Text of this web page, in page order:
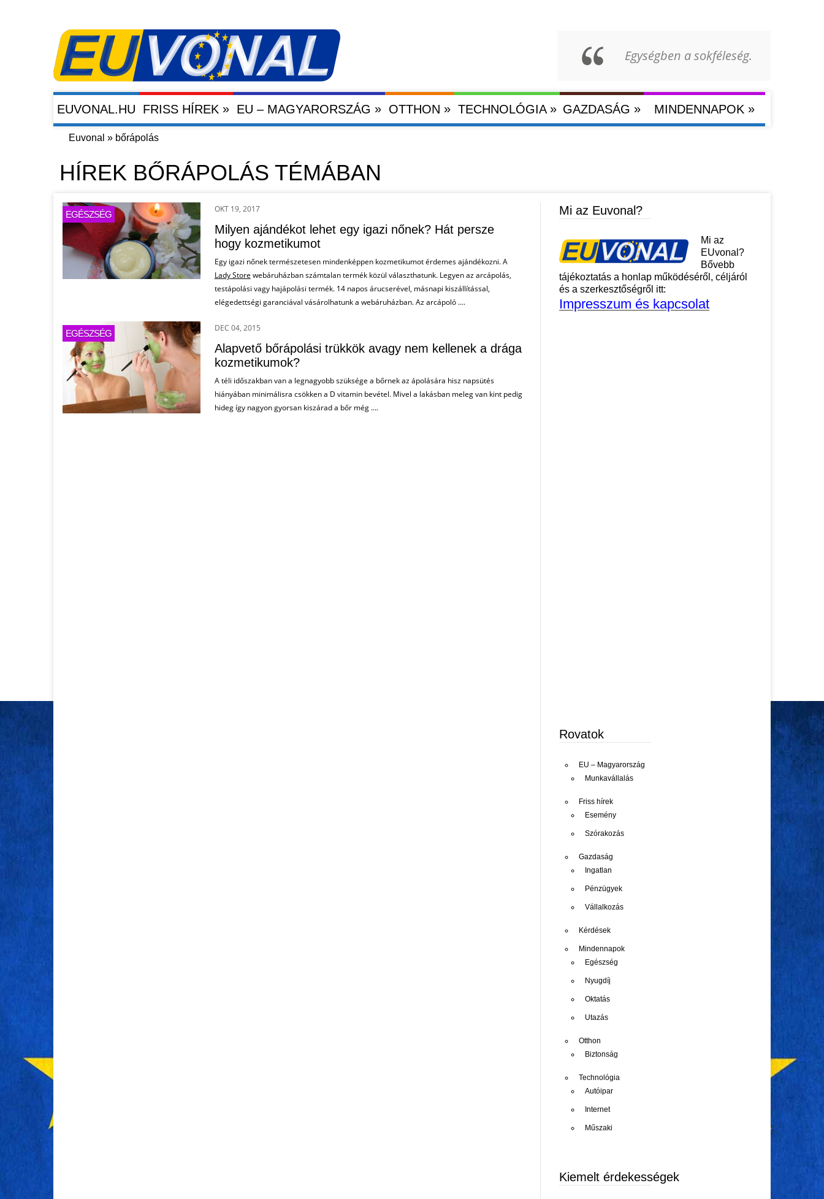
Egységben a sokféleség.
EUVONAL.HU FRISS HÍREK » EU – MAGYARORSZÁG » OTTHON » TECHNOLÓGIA» GAZDASÁG » MINDENNAPOK »
Euvonal » bőrápolás
HÍREK BŐRÁPOLÁS TÉMÁBAN
EGÉSZSÉG
OKT 19, 2017
Milyen ajándékot lehet egy igazi nőnek? Hát persze
hogy kozmetikumot
Egy igazi nőnek természetesen mindenképpen kozmetikumot érdemes ajándékozni. A
Lady Store webáruházban számtalan termék közül választhatunk. Legyen az arcápolás,
testápolási vagy hajápolási termék. 14 napos árucserével, másnapi kiszállítással,
elégedettségi garanciával vásárolhatunk a webáruházban. Az arcápoló ....
EGÉSZSÉG
DEC 04, 2015
Alapvető bőrápolási trükkök avagy nem kellenek a drága
kozmetikumok?
A téli időszakban van a legnagyobb szüksége a bőrnek az ápolására hisz napsütés
hiányában minimálisra csökken a D vitamin bevétel. Mivel a lakásban meleg van kint pedig
hideg így nagyon gyorsan kiszárad a bőr még ....
Mi az Euvonal?
Mi az
EUvonal?
Bővebb
tájékoztatás a honlap működéséről, céljáról
és a szerkesztőségről itt:
Impresszum és kapcsolat
Rovatok
EU – Magyarország
Munkavállalás
Friss hírek
Esemény
Szórakozás
Gazdaság
Ingatlan
Pénzügyek
Vállalkozás
Kérdések
Mindennapok
Egészség
Nyugdíj
Oktatás
Utazás
Otthon
Biztonság
Technológia
Autóipar
Internet
Műszaki
Kiemelt érdekességek